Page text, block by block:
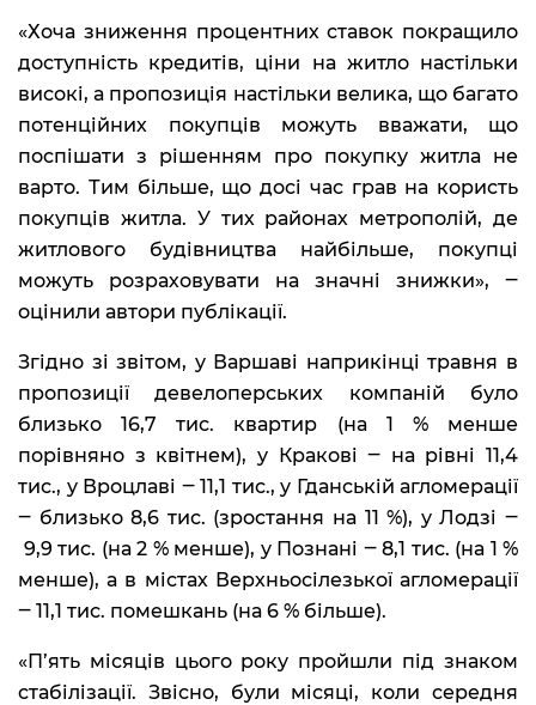
«Хоча зниження процентних ставок покращило
доступність кредитів, ціни на житло настільки
високі, а пропозиція настільки велика, що багато
потенційних покупців можуть вважати, що
поспішати з рішенням про покупку житла не
варто. Тим більше, що досі час грав на користь
покупців житла. У тих районах метрополій, де
житлового будівництва найбільше, покупці
можуть розраховувати на значні знижки», ‒
оцінили автори публікації.
Згідно зі звітом, у Варшаві наприкінці травня в
пропозиції девелоперських компаній було
близько 16,7 тис. квартир (на 1 % менше
порівняно з квітнем), у Кракові ‒ на рівні 11,4
тис., у Вроцлаві ‒ 11,1 тис., у Гданській агломерації
‒ близько 8,6 тис. (зростання на 11 %), у Лодзі ‒
9,9 тис. (на 2 % менше), у Познані ‒ 8,1 тис. (на 1 %
менше), а в містах Верхньосілезької агломерації
‒ 11,1 тис. помешкань (на 6 % більше).
«П’ять місяців цього року пройшли під знаком
стабілізації. Звісно, були місяці, коли середня